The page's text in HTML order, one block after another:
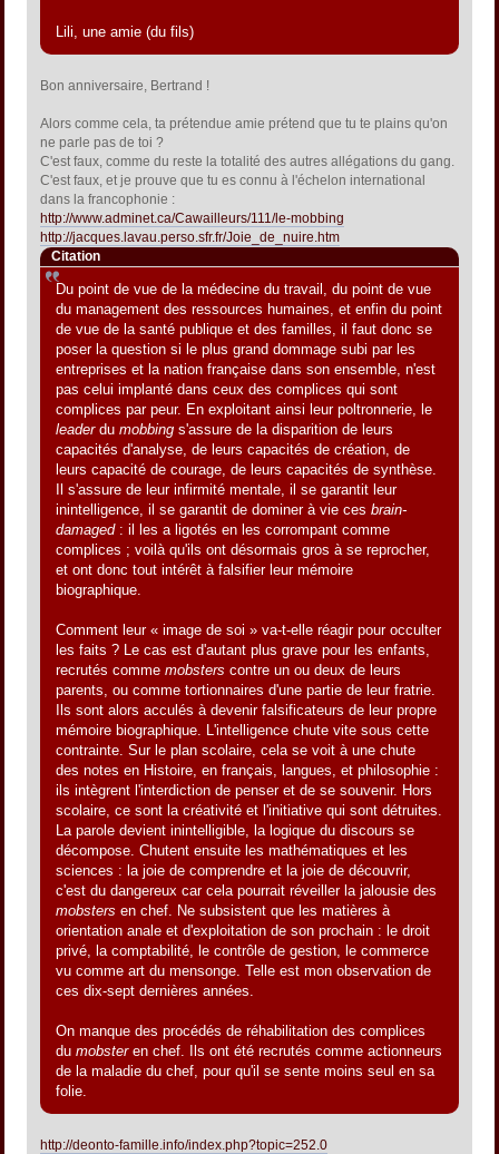
Lili, une amie (du fils)
Bon anniversaire, Bertrand !
Alors comme cela, ta prétendue amie prétend que tu te plains qu'on
ne parle pas de toi ?
C'est faux, comme du reste la totalité des autres allégations du gang.
C'est faux, et je prouve que tu es connu à l'échelon international
dans la francophonie :
http://www.adminet.ca/Cawailleurs/111/le-mobbing
http://jacques.lavau.perso.sfr.fr/Joie_de_nuire.htm
Citation
Du point de vue de la médecine du travail, du point de vue
du management des ressources humaines, et enfin du point
de vue de la santé publique et des familles, il faut donc se
poser la question si le plus grand dommage subi par les
entreprises et la nation française dans son ensemble, n'est
pas celui implanté dans ceux des complices qui sont
complices par peur. En exploitant ainsi leur poltronnerie, le
leaderdu mobbing s'assure de la disparition de leurs
capacités d'analyse, de leurs capacités de création, de
leurs capacité de courage, de leurs capacités de synthèse.
Il s'assure de leur infirmité mentale, il se garantit leur
inintelligence, il se garantit de dominer à vie cesbrain-
damaged: il les a ligotés en les corrompant comme
complices ; voilà qu'ils ont désormais gros à se reprocher,
et ont donc tout intérêt à falsifier leur mémoire
biographique.
Comment leur « image de soi » va-t-elle réagir pour occulter
les faits ? Le cas est d'autant plus grave pour les enfants,
recrutés commemobsters contre un ou deux de leurs
parents, ou comme tortionnaires d'une partie de leur fratrie.
Ils sont alors acculés à devenir falsificateurs de leur propre
mémoire biographique. L'intelligence chute vite sous cette
contrainte. Sur le plan scolaire, cela se voit à une chute
des notes en Histoire, en français, langues, et philosophie :
ils intègrent l'interdiction de penser et de se souvenir. Hors
scolaire, ce sont la créativité et l'initiative qui sont détruites.
La parole devient inintelligible, la logique du discours se
décompose. Chutent ensuite les mathématiques et les
sciences : la joie de comprendre et la joie de découvrir,
c'est du dangereux car cela pourrait réveiller la jalousie des
mobsters en chef. Ne subsistent que les matières à
orientation anale et d'exploitation de son prochain : le droit
privé, la comptabilité, le contrôle de gestion, le commerce
vu comme art du mensonge. Telle est mon observation de
ces dix-sept dernières années.
On manque des procédés de réhabilitation des complices
dumobsteren chef. Ils ont été recrutés comme actionneurs
de la maladie du chef, pour qu'il se sente moins seul en sa
folie.
http://deonto-famille.info/index.php?topic=252.0